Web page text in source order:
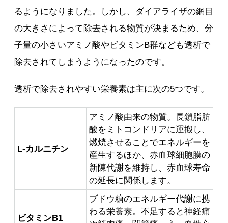
るようになりました。しかし、ダイアライザの網目
の大きさによって除去される物質が決まるため、分
子量の小さいアミノ酸やビタミンB群なども透析で
除去されてしまうようになったのです。
透析で除去されやすい栄養素は主に次の5つです。
L-カルニチン
アミノ酸由来の物質。長鎖脂肪
酸をミトコンドリアに運搬し、
燃焼させることでエネルギーを
産生するほか、赤血球細胞膜の
新陳代謝を維持し、赤血球寿命
の延長に関係します。
ビタミンB1
ブドウ糖のエネルギー代謝に携
わる栄養素。不足すると神経痛